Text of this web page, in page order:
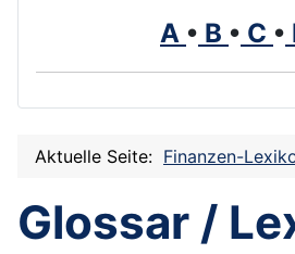
A • B • C •
Aktuelle Seite: Finanzen-
Glossar /